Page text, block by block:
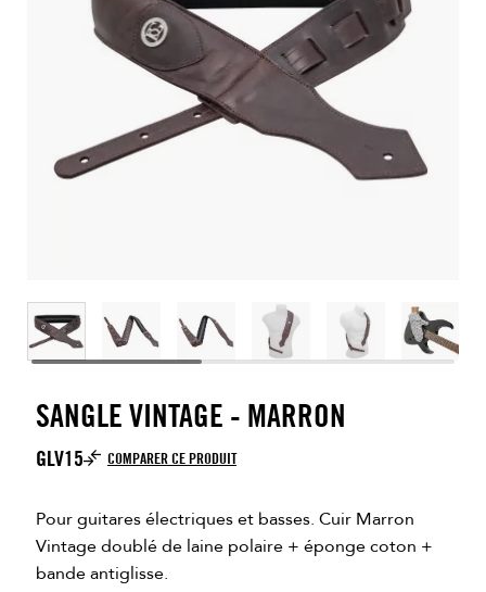
SANGLE VINTAGE - MARRON
GLV15 COMPARER CE PRODUIT
Pour guitares électriques et basses. Cuir Marron
Vintage doublé de laine polaire + éponge coton +
bande antiglisse.